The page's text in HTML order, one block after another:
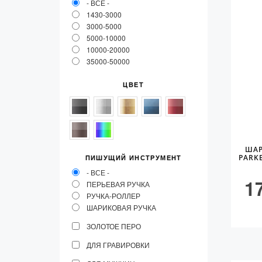
- ВСЕ -
1430-3000
3000-5000
5000-10000
10000-20000
35000-50000
ЦВЕТ
ПИШУЩИЙ ИНСТРУМЕНТ
- ВСЕ -
ПЕРЬЕВАЯ РУЧКА
РУЧКА-РОЛЛЕР
ШАРИКОВАЯ РУЧКА
ЗОЛОТОЕ ПЕРО
ДЛЯ ГРАВИРОВКИ